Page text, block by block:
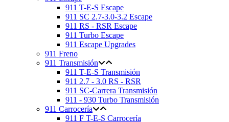
911 T-E-S Escape
911 SC 2.7-3.0-3.2 Escape
911 RS - RSR Escape
911 Turbo Escape
911 Escape Upgrades
911 Freno
911 Transmisión
911 T-E-S Transmisión
911 2.7 - 3.0 RS - RSR
911 SC-Carrera Transmisión
911 - 930 Turbo Transmisión
911 Carrocería
911 F T-E-S Carrocería